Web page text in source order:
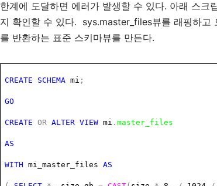
한계에
도달하면 에러가 발생할 수 있다. 아래 스크
지
확인할 수 있다. sys.master_files뷰를 래핑하고
를 반환하는 표준 스키마뷰를 만든다.
CREATE SCHEMA mi ;
GO
CREATE OR ALTER VIEW mi .master_files
AS
WITH mi_master_filesAS